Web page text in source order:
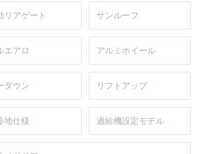
リアゲート サンルーフ
エアロ アルミホイール
ダウン リフトアップ
地仕様 過給機設定モデル